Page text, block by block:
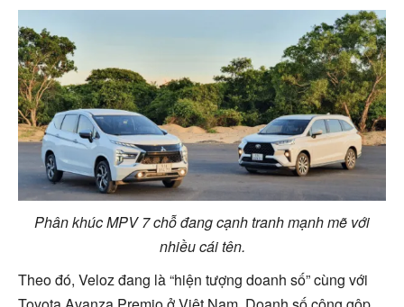
Phân khúc MPV 7 chỗ đang cạnh tranh mạnh mẽ với
nhiều cái tên.
Theo đó, Veloz đang là “hiện tượng doanh số” cùng với